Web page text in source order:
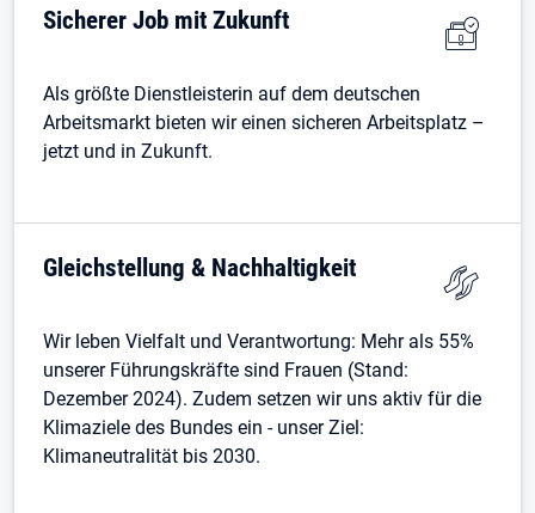
Sicherer Job mit Zukunft
Als größte Dienstleisterin auf dem deutschen
Arbeitsmarkt bieten wir einen sicheren Arbeitsplatz –
jetzt und in Zukunft.
Gleichstellung & Nachhaltigkeit
Wir leben Vielfalt und Verantwortung: Mehr als 55%
unserer Führungskräfte sind Frauen (Stand:
Dezember 2024). Zudem setzen wir uns aktiv für die
Klimaziele des Bundes ein - unser Ziel:
Klimaneutralität bis 2030.